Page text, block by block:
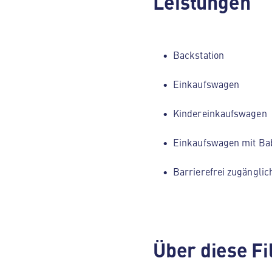
Backstation
Einkaufswagen
Kindereinkaufswagen
Einkaufswagen mit
Barrierefrei
Über diese